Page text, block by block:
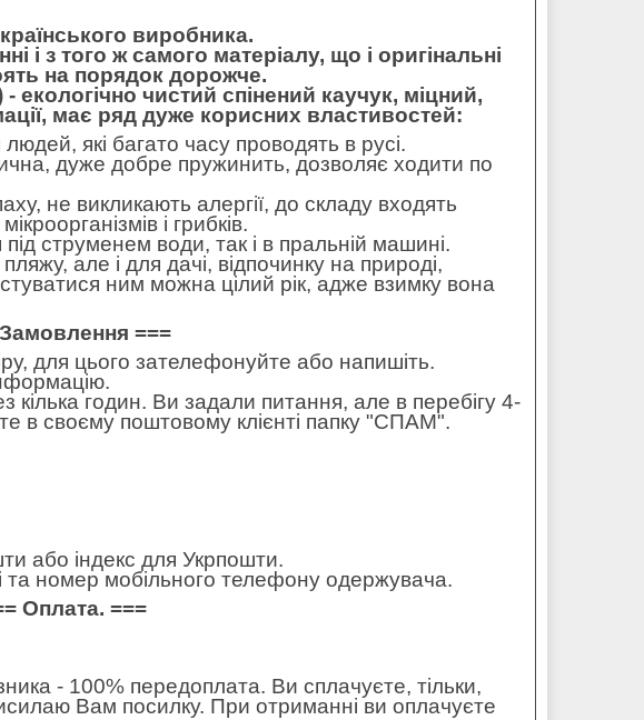
виробника.
і з того ж самого матеріалу, що і оригінальні
на порядок дорожче.
екологічно чистий спінений каучук, міцний,
має ряд дуже корисних властивостей:
які багато часу проводять в русі.
дуже добре пружинить, дозволяє ходити по
не викликають алергії, до складу входять
і грибків.
під струменем води, так і в пральній машині.
але і для дачі, відпочинку на природі,
ним можна цілий рік, адже взимку вона
===
для цього зателефонуйте або напишіть.
кілька годин. Ви задали питання, але в перебігу 4-
в своєму поштовому клієнті папку "СПАМ".
або індекс для Укрпошти.
та номер мобільного телефону одержувача.
Оплата. ===
- 100% передоплата. Ви сплачуєте, тільки,
Вам посилку. При отриманні ви оплачуєте